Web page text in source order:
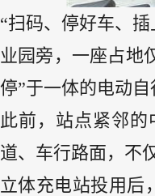
“扫码、停好车、
业园旁，一座占地
停”于一体的电动
此前，站点紧邻
道、车行路面，不
立体充电站投用后